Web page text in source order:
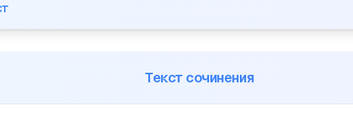
домой я дал себе слово, что вечером обязательно
Текст сочинения